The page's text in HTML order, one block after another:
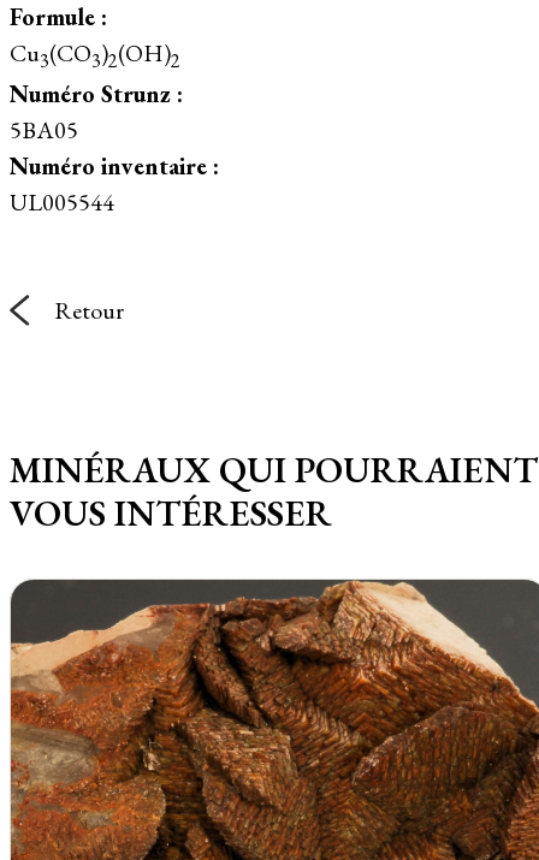
Formule :
Cu3(CO3)2(OH)2
Numéro Strunz :
5BA05
Numéro inventaire :
UL005544
Retour
MINÉRAUX QUI POURRAIENT
VOUS INTÉRESSER